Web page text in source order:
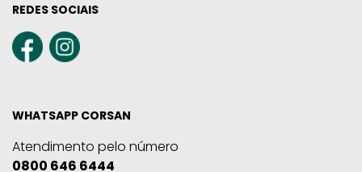
REDES SOCIAIS
WHATSAPP CORSAN
Atendimento pelo número
0800 646 6444